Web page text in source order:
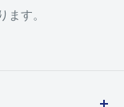
す。